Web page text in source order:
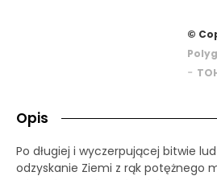
©
-
Opis
Po długiej i wyczerpującej bitwie
odzyskanie Ziemi z rąk potężnego